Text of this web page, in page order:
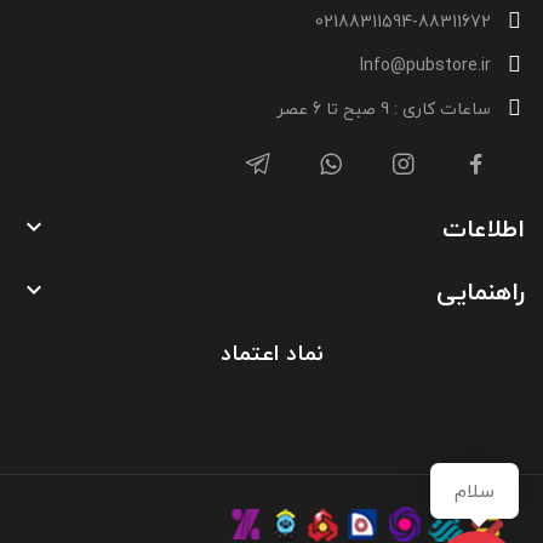
02188311594-88311672
Info@pubstore.ir
ساعات کاری : 9 صبح تا 6 عصر
اطلاعات 
راهنمایی 
نماد اعتماد
سلام